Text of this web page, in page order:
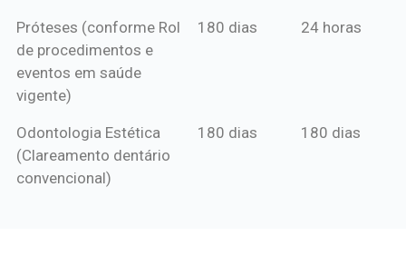
Próteses (conforme Rol
de procedimentos e
eventos em saúde
vigente)
180 dias 24 horas
Odontologia Estética
(Clareamento dentário
convencional)
180 dias 180 dias